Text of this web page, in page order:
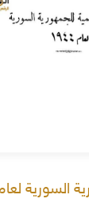
لعام 1944م